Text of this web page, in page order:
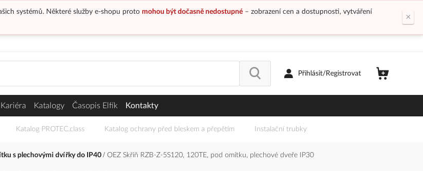
systémů. Některé služby e-shopu proto mohou být dočasně nedostupné– zobrazení cen a dostupnosti, vytváření
×
Přihlásit/Registrovat
Kariéra Katalogy Časopis Elfík Kontakty
Katalog PROTEC.class Katalog ochrany před bleskem a přepětím Instalační trubky
s plechovými dvířky do IP40 OEZ Skříň RZB-Z-5S120, 120TE, pod omítku, plechové dveře IP30